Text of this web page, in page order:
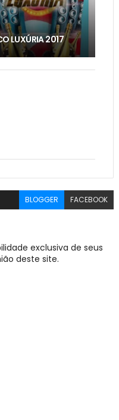
LUXÚRIA 2017
BLOGGER FACEBOOK
exclusiva de seus
deste site.